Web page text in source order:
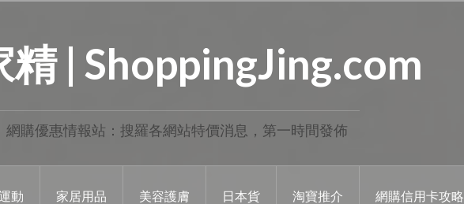
精 | ShoppingJing.com
網購優惠情報站：搜羅各網站特價消息，第一時間發佈
動 家居用品 美容護膚 日本貨 淘寶推介 網購信用卡攻略